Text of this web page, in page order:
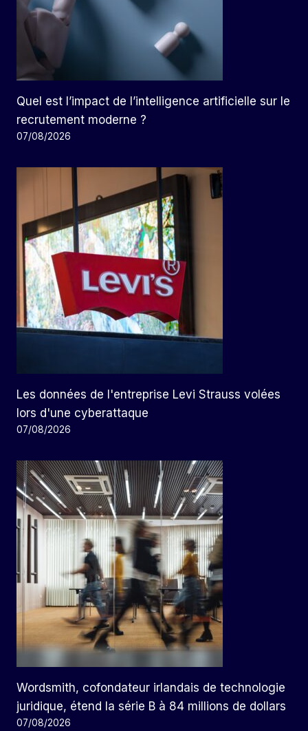
Quel est l’impact de l’intelligence artificielle sur le
recrutement moderne ?
07/08/2026
Les données de l'entreprise Levi Strauss volées
lors d'une cyberattaque
07/08/2026
Wordsmith, cofondateur irlandais de technologie
juridique, étend la série B à 84 millions de dollars
07/08/2026